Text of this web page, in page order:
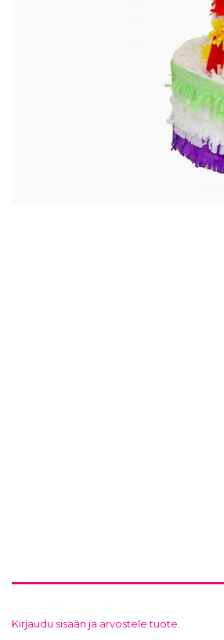
Kirjaudu sisään ja arvostele tuote.